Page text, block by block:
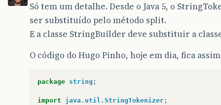
Só tem um detalhe. Desde o Java 5, o
ser substituído pelo método split.
E a classe StringBuilder deve substituir a
O código do Hugo Pinho, hoje em dia, fica
package string ;
import java.util.StringTokenizer ;